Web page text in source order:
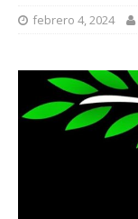
febrero 4, 2024